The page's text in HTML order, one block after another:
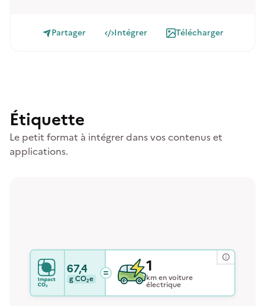
Partager Intégrer Télécharger
Étiquette
Le petit format à intégrer dans vos contenus et
applications.
67,4
gCO₂e
1
km en voiture
électrique